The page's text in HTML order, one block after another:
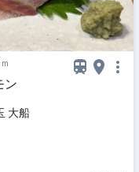
m
ン
大船